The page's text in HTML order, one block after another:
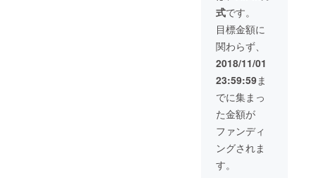
を糧に
生み出
された
心打つ
メッ
セージ
とユー
モラス
な鬼の
絵が共
感を呼
びTV・
雑誌な
どで取
もって
選びに
行けな
い方
は、当
日にあ
るモノ
の中よ
りお選
びくだ
さい。
注＞こ
ちらは
ヘアメ
メッ
セージ
とユー
モラス
な鬼の
絵が共
感を呼
びTV・
雑誌な
どで取
りあげ
られ
る。
の海を
眺める
ことが
できま
す。 着
物姿で
は非日
常的な
空間で
すよ。
そして
プロに
よる
できま
す。 着
物姿で
の観光
は非日
常的な
空間で
すよ。
そして
プロに
よる
フォト
スポッ
トでの
手ぶら
でOK 注
意＞イ
ベント
価格に
て、新
作の振
袖は選
べませ
ん。ご
了承く
ださ
い。 ヘ
式です。
目標金額に
関わらず、
2018/11/01
23:59:59ま
でに集まっ
た金額が
ファンディ
ングされま
す。